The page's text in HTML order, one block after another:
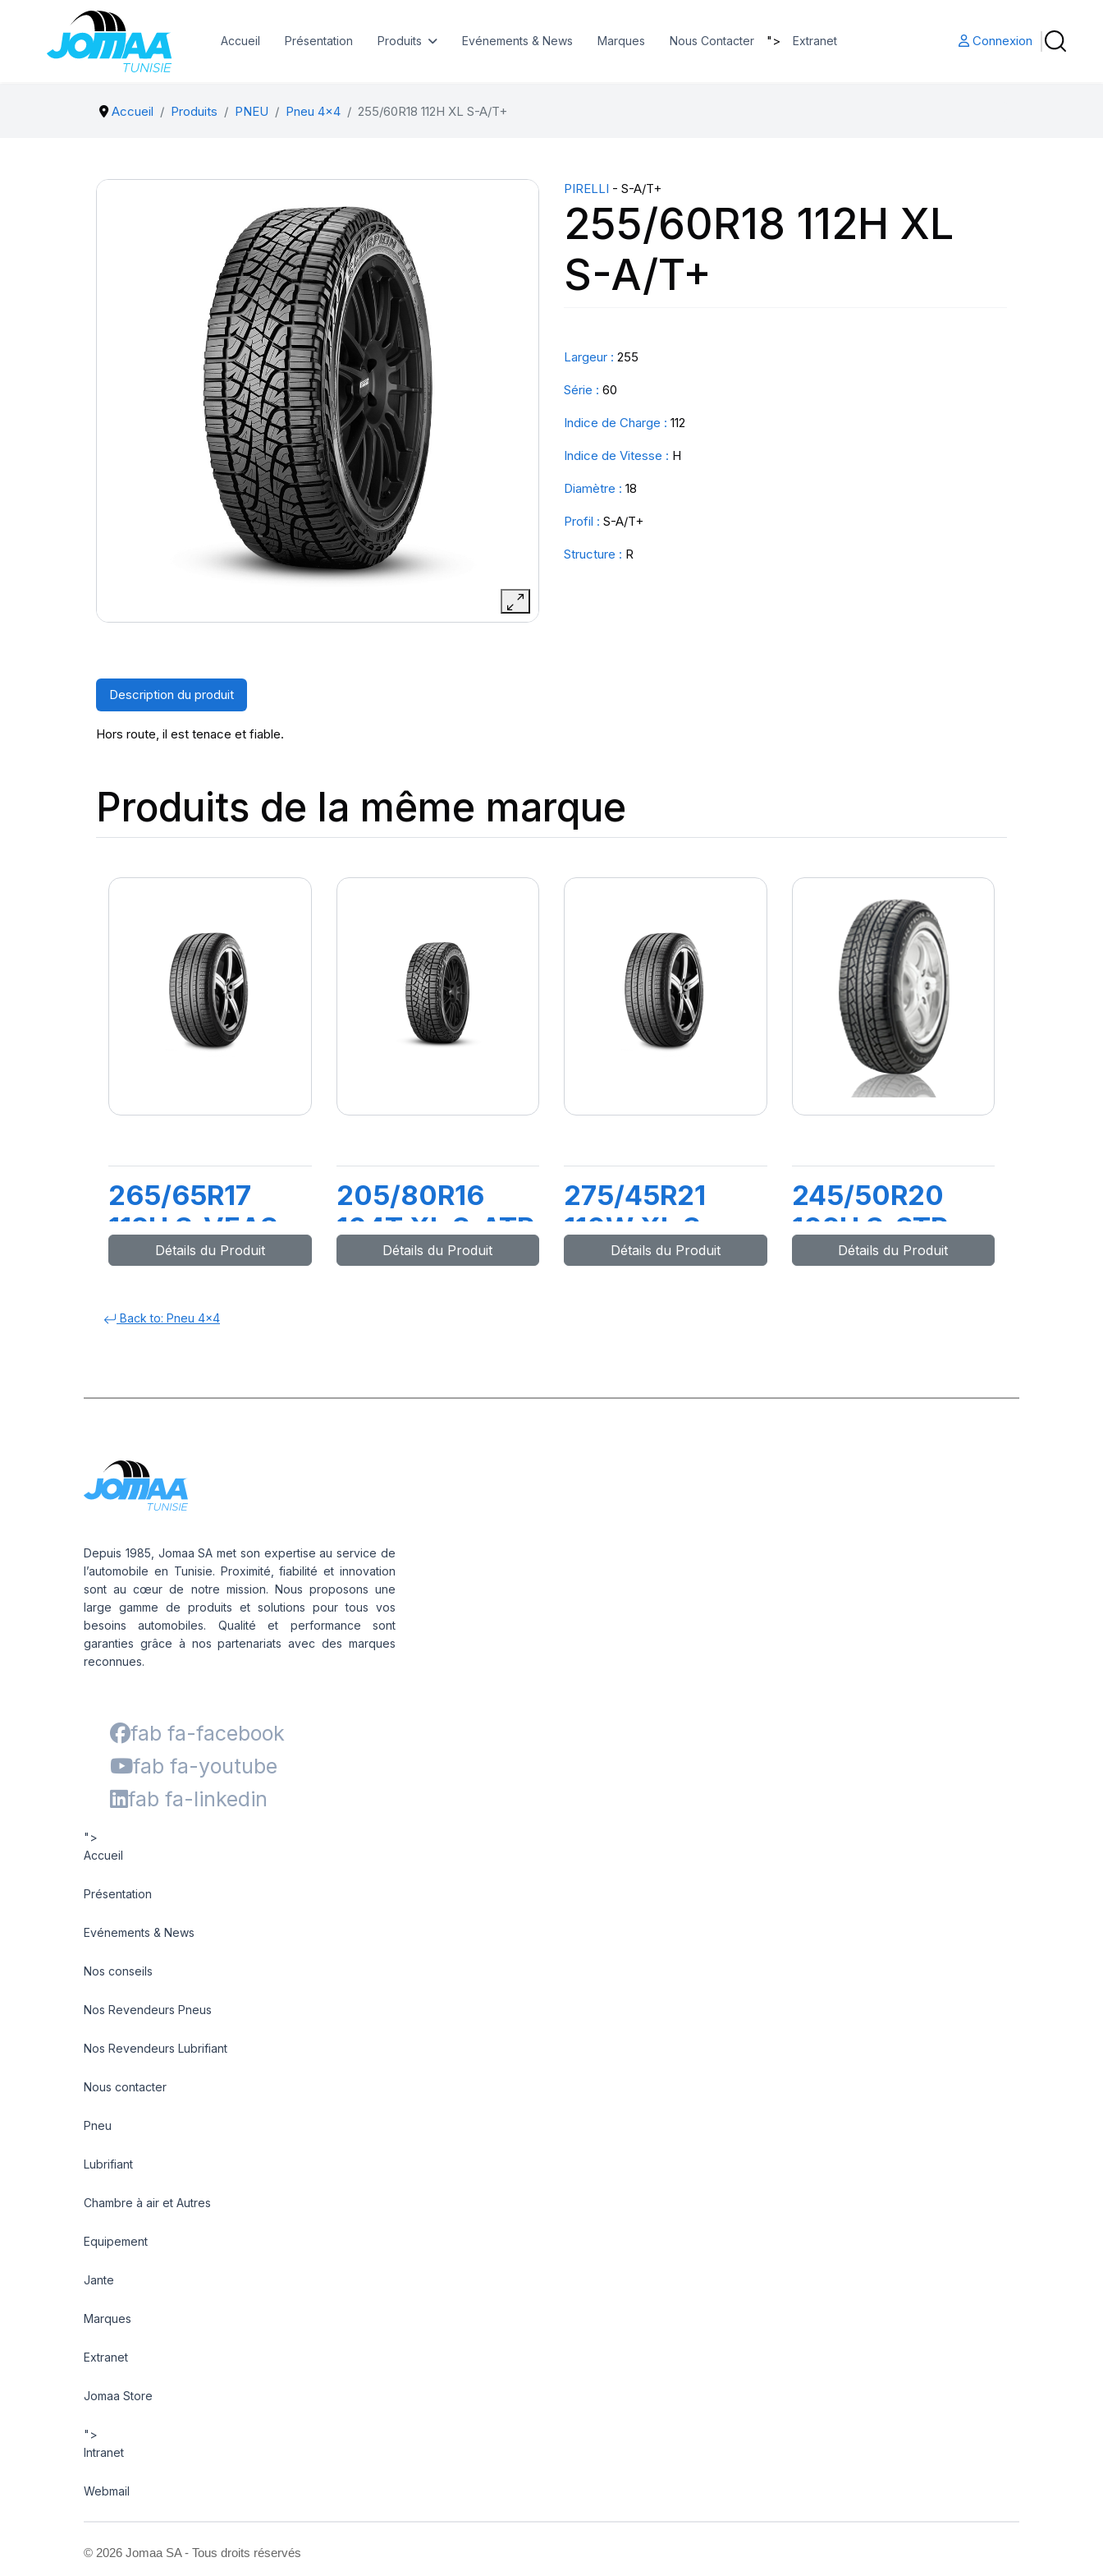
Accueil Présentation Produits Evénements & News Marques Nous Contacter "> Extranet Connexion
Accueil Produits PNEU Pneu 4x4 255/60R18 112H XL S-A/T+
PIRELLI - S-A/T+
255/60R18 112H XL
S-A/T+
Largeur : 255
Série : 60
Indice de Charge : 112
Indice de Vitesse : H
Diamètre : 18
Profil : S-A/T+
Structure : R
Description du produit
Hors route, il est tenace et fiable.
Produits de la même marque
265/65R17
112H S-VEAS
Détails du Produit
205/80R16
104T XL S-ATR
RBLDétails du Produit
275/45R21
110W XL S-
VEAS (LR)
Détails du Produit
245/50R20
102H S-STR
Détails du Produit
Back to: Pneu 4x4
Depuis 1985, Jomaa SA met son expertise au service de
l’automobile en Tunisie. Proximité, fiabilité et innovation
sont au cœur de notre mission. Nous proposons une
large gamme de produits et solutions pour tous vos
besoins automobiles. Qualité et performance sont
garanties grâce à nos partenariats avec des marques
reconnues.
fab fa-facebook
fab fa-youtube
fab fa-linkedin
">
Accueil
Présentation
Evénements & News
Nos conseils
Nos Revendeurs Pneus
Nos Revendeurs Lubrifiant
Nous contacter
Pneu
Lubrifiant
Chambre à air et Autres
Equipement
Jante
Marques
Extranet
Jomaa Store
">
Intranet
Webmail
© 2026 Jomaa SA - Tous droits réservés